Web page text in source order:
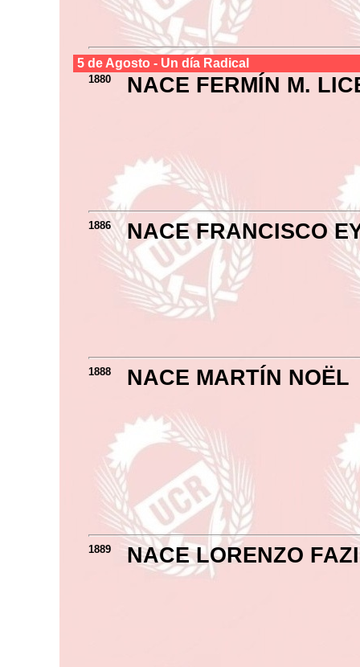
5 de Agosto - Un día Radical
1880 NACE FERMÍN M.
1886 NACE FRANCISCO
1888 NACE MARTÍN NOËL
1889 NACE LORENZO